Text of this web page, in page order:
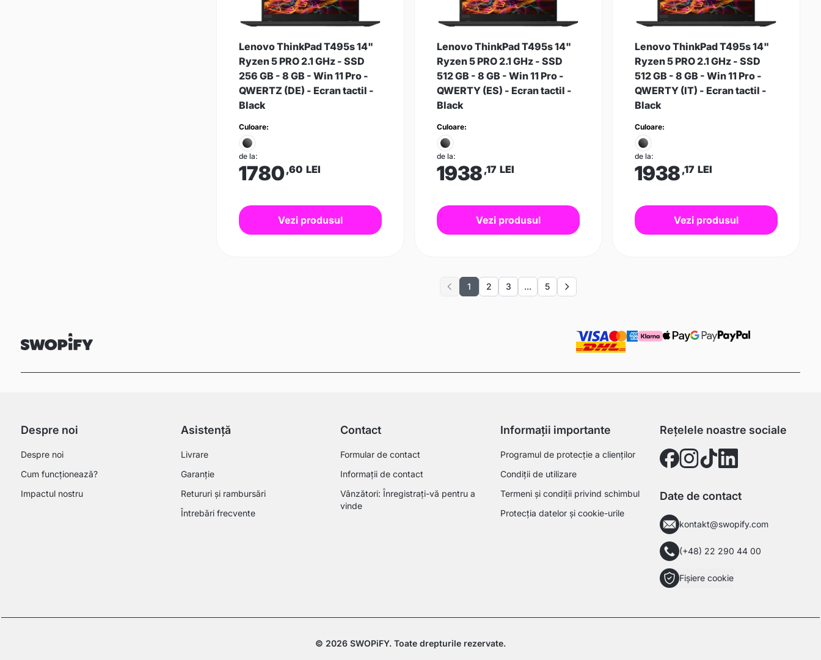
Lenovo ThinkPad T495s 14"
Ryzen 5 PRO 2.1 GHz - SSD
256 GB - 8 GB - Win 11 Pro -
QWERTZ (DE) - Ecran tactil -
Black
Culoare:
de la:
1780,60 LEI
Vezi produsul
Lenovo ThinkPad T495s 14"
Ryzen 5 PRO 2.1 GHz - SSD
512 GB - 8 GB - Win 11 Pro -
QWERTY (ES) - Ecran tactil -
Black
Culoare:
de la:
1938 ,17 LEI
Vezi produsul
Lenovo ThinkPad T495s 14"
Ryzen 5 PRO 2.1 GHz - SSD
512 GB - 8 GB - Win 11 Pro -
QWERTY (IT) - Ecran tactil -
Black
Culoare:
de la:
1938 ,17 LEI
Vezi produsul
Previous
1 2 3 ... 5 Next
Despre noi
Despre noi
Cum funcționează?
Impactul nostru
Asistență
Livrare
Garanție
Retururi și rambursări
Întrebări frecvente
Contact
Formular de contact
Informații de contact
Vânzători: Înregistrați-vă pentru a
vinde
Informații importante
Programul de protecție a clienților
Condiții de utilizare
Termeni și condiții privind schimbul
Protecția datelor și cookie-urile
Rețelele noastre sociale
Date de contact
kontakt@swopify.com
(+48) 22 290 44 00
Fișiere cookie
© 2026 SWOPiFY. Toate drepturile rezervate.